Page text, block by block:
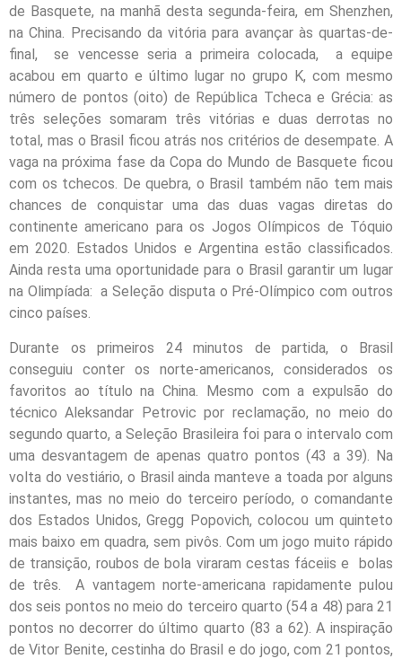
de Basquete, na manhã desta segunda-feira, em Shenzhen,
na China. Precisando da vitória para avançar às quartas-de-
final, se vencesse seria a primeira colocada, a equipe
acabou em quarto e último lugar no grupo K, com mesmo
número de pontos (oito) de República Tcheca e Grécia: as
três seleções somaram três vitórias e duas derrotas no
total, mas o Brasil ficou atrás nos critérios de desempate. A
vaga na próxima fase da Copa do Mundo de Basquete ficou
com os tchecos. De quebra, o Brasil também não tem mais
chances de conquistar uma das duas vagas diretas do
continente americano para os Jogos Olímpicos de Tóquio
em 2020. Estados Unidos e Argentina estão classificados.
Ainda resta uma oportunidade para o Brasil garantir um lugar
na Olimpíada: a Seleção disputa o Pré-Olímpico com outros
cinco países.
Durante os primeiros 24 minutos de partida, o Brasil
conseguiu conter os norte-americanos, considerados os
favoritos ao título na China. Mesmo com a expulsão do
técnico Aleksandar Petrovic por reclamação, no meio do
segundo quarto, a Seleção Brasileira foi para o intervalo com
uma desvantagem de apenas quatro pontos (43 a 39). Na
volta do vestiário, o Brasil ainda manteve a toada por alguns
instantes, mas no meio do terceiro período, o comandante
dos Estados Unidos, Gregg Popovich, colocou um quinteto
mais baixo em quadra, sem pivôs. Com um jogo muito rápido
de transição, roubos de bola viraram cestas fáceiis e bolas
de três. A vantagem norte-americana rapidamente pulou
dos seis pontos no meio do terceiro quarto (54 a 48) para 21
pontos no decorrer do último quarto (83 a 62). A inspiração
de Vitor Benite, cestinha do Brasil e do jogo, com 21 pontos,